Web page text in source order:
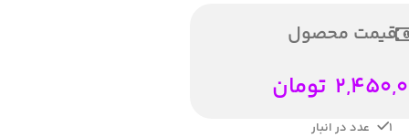
قیمت محصول
تومان
1 عدد در انبار